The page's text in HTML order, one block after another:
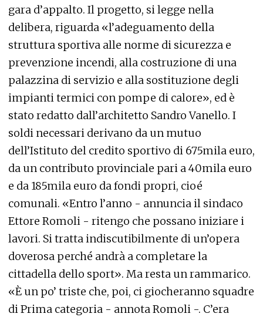
gara d’appalto. Il progetto, si legge nella
delibera, riguarda «l’adeguamento della
struttura sportiva alle norme di sicurezza e
prevenzione incendi, alla costruzione di una
palazzina di servizio e alla sostituzione degli
impianti termici con pompe di calore», ed è
stato redatto dall’architetto Sandro Vanello. I
soldi necessari derivano da un mutuo
dell’Istituto del credito sportivo di 675mila euro,
da un contributo provinciale pari a 40mila euro
e da 185mila euro da fondi propri, cioé
comunali. «Entro l’anno - annuncia il sindaco
Ettore Romoli - ritengo che possano iniziare i
lavori. Si tratta indiscutibilmente di un’opera
doverosa perché andrà a completare la
cittadella dello sport». Ma resta un rammarico.
«È un po’ triste che, poi, ci giocheranno squadre
di Prima categoria - annota Romoli -. C’era